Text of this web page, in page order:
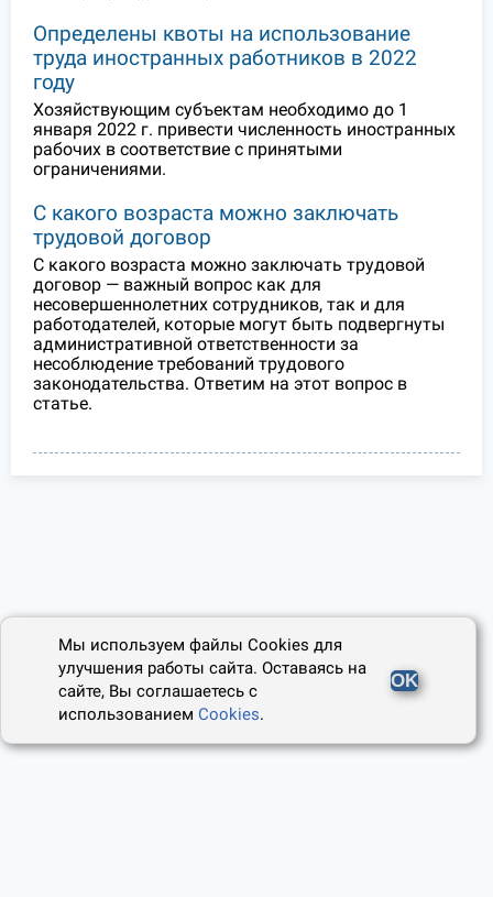
Определены квоты на использование
труда иностранных работников в 2022
году
Хозяйствующим субъектам необходимо до 1
января 2022 г. привести численность иностранных
рабочих в соответствие с принятыми
ограничениями.
С какого возраста можно заключать
трудовой договор
С какого возраста можно заключать трудовой
договор — важный вопрос как для
несовершеннолетних сотрудников, так и для
работодателей, которые могут быть подвергнуты
административной ответственности за
несоблюдение требований трудового
законодательства. Ответим на этот вопрос в
статье.
Мы используем файлы Cookies для
улучшения работы сайта. Оставаясь на
сайте, Вы соглашаетесь с
использованиемCookies.
OK